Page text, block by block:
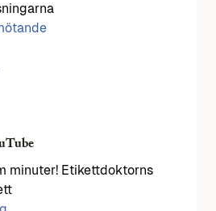
minuter! Etikettdoktorns